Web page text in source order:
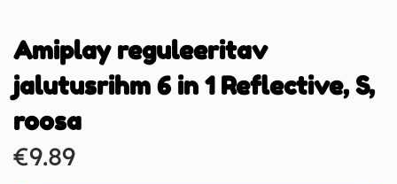
Amiplay reguleeritav
jalutusrihm 6 in 1 Reflective, S,
roosa
€9.89